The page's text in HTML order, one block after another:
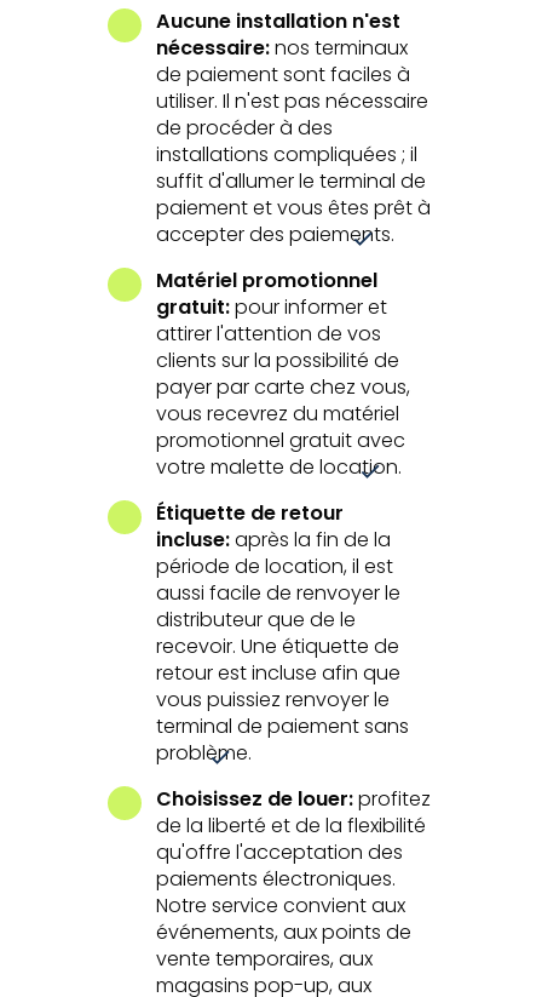
Aucune installation n'est
nécessaire:nos terminaux
de paiement sont faciles à
utiliser. Il n'est pas nécessaire
de procéder à des
installations compliquées ; il
suffit d'allumer le terminal de
paiement et vous êtes prêt à
accepter des paiements.
Matériel promotionnel
gratuit:pour informer et
attirer l'attention de vos
clients sur la possibilité de
payer par carte chez vous,
vous recevrez du matériel
promotionnel gratuit avec
votre malette de location.
Étiquette de retour
incluse:après la fin de la
période de location, il est
aussi facile de renvoyer le
distributeur que de le
recevoir. Une étiquette de
retour est incluse afin que
vous puissiez renvoyer le
terminal de paiement sans
problème.
Choisissez de louer:profitez
de la liberté et de la flexibilité
qu'offre l'acceptation des
paiements électroniques.
Notre service convient aux
événements, aux points de
vente temporaires, aux
magasins pop-up, aux